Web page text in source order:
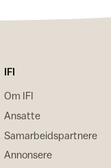
IFI
Om IFI
Ansatte
Samarbeidspartnere
Annonsere